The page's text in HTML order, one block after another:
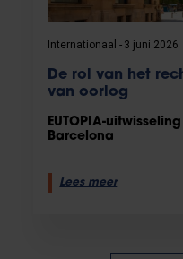
Internationaal 3 juni 2026
De rol van het
van oorlog
EUTOPIA-
Barcelona
Lees meer